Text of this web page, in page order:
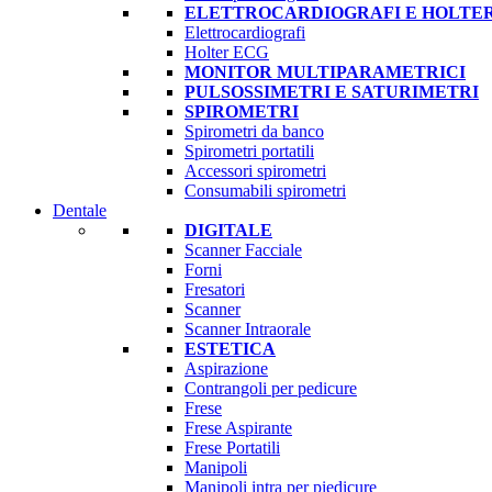
ELETTROCARDIOGRAFI E
Elettrocardiografi
Holter ECG
MONITOR MULTIPARAMETRICI
PULSOSSIMETRI E SATURIMETRI
SPIROMETRI
Spirometri da banco
Spirometri portatili
Accessori spirometri
Consumabili spirometri
Dentale
DIGITALE
Scanner Facciale
Forni
Fresatori
Scanner
Scanner Intraorale
ESTETICA
Aspirazione
Contrangoli per pedicure
Frese
Frese Aspirante
Frese Portatili
Manipoli
Manipoli intra per piedicure